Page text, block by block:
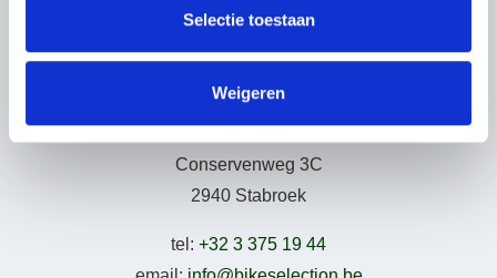
Selectie toestaan
Weigeren
Adresgegevens
Conservenweg 3C
2940 Stabroek
tel: +32 3 375 19 44